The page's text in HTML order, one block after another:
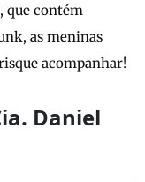
que contém
as meninas
acompanhar!
Daniel